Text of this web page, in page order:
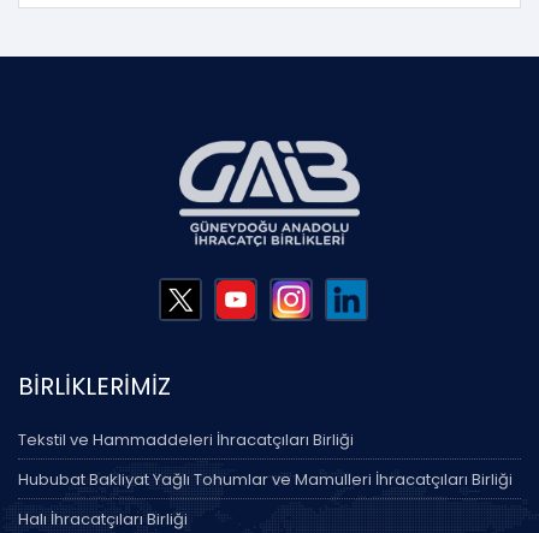
BİRLİKLERİMİZ
Tekstil ve Hammaddeleri İhracatçıları Birliği
Hububat Bakliyat Yağlı Tohumlar ve Mamulleri İhracatçıları Birliği
Halı İhracatçıları Birliği